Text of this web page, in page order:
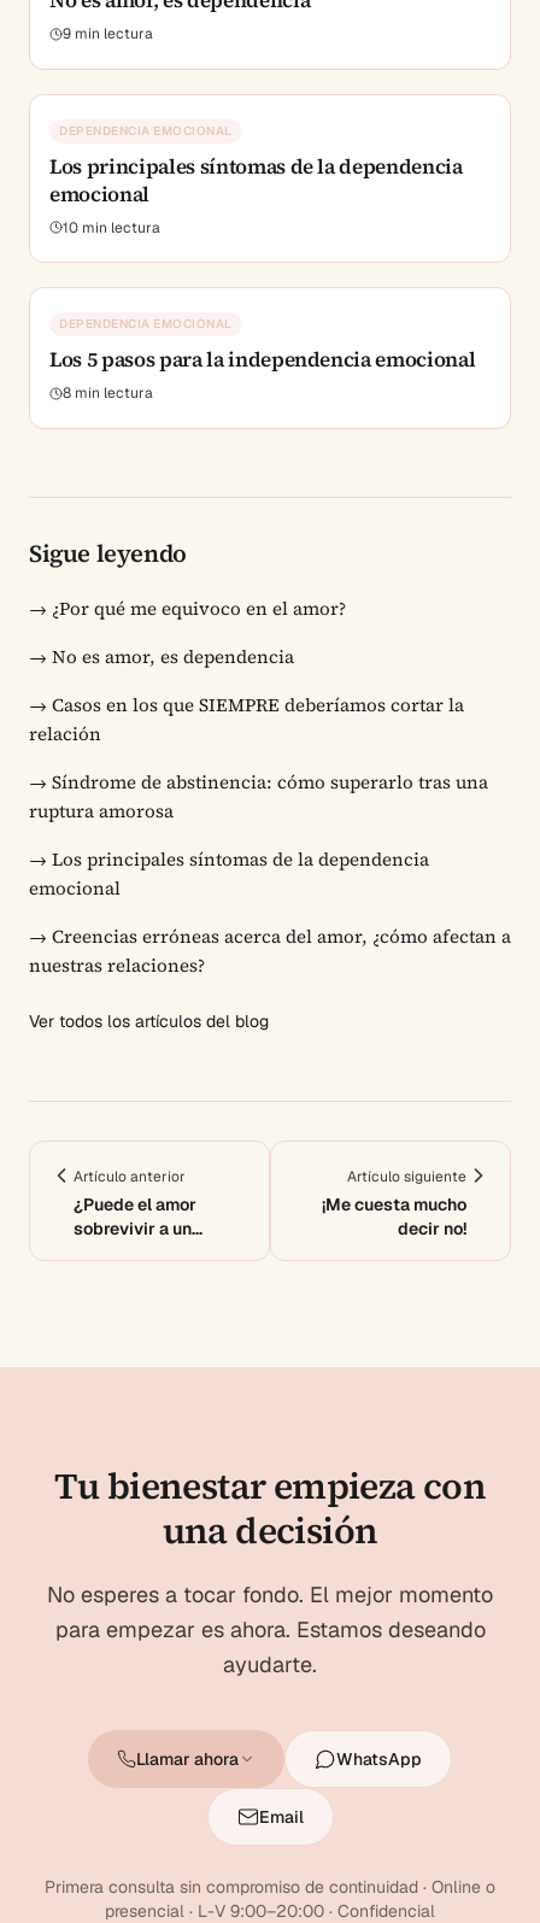
9 min lectura
DEPENDENCIA EMOCIONAL
Los principales síntomas de la dependencia
emocional
10 min lectura
DEPENDENCIA EMOCIONAL
Los 5 pasos para la independencia emocional
8 min lectura
Sigue leyendo
→ ¿Por qué me equivoco en el amor?
→ No es amor, es dependencia
→ Casos en los que SIEMPRE deberíamos cortar la
relación
→ Síndrome de abstinencia: cómo superarlo tras una
ruptura amorosa
→ Los principales síntomas de la dependencia
emocional
→ Creencias erróneas acerca del amor, ¿cómo afectan a
nuestras relaciones?
Ver todos los artículos del blog
Artículo anterior
¿Puede el amor
sobrevivir a un
Artículo siguiente
¡Me cuesta mucho
decir no!
Tu bienestar empieza con
una decisión
No esperes a tocar fondo. El mejor momento
para empezar es ahora. Estamos deseando
ayudarte.
Llamar ahora WhatsApp
Email
Primera consulta sin compromiso de continuidad · Online o
presencial · L-V 9:00–20:00 · Confidencial